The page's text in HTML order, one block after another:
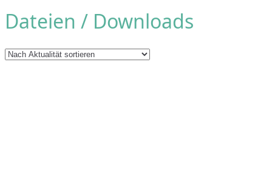
Dateien / Downloads